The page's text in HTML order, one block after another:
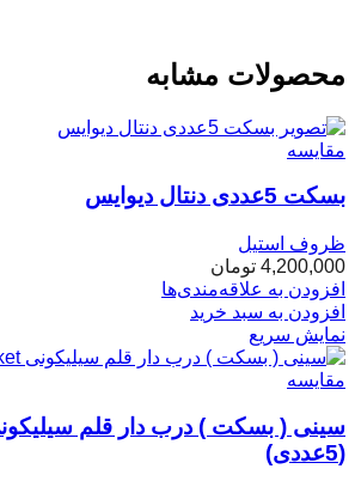
محصولات مشابه
مقایسه
بسکت 5عددی دنتال دیوایس
ظروف استیل
4,200,000 تومان
افزودن به علاقه‌مندی‌ها
افزودن به سبد خرید
نمایش سریع
مقایسه
(5عددی)